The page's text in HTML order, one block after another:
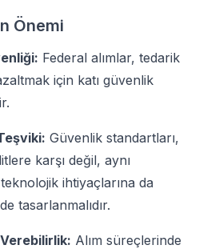
Önemi
Federal alımlar, tedarik
için katı güvenlik
Güvenlik standartları,
karşı değil, aynı
ihtiyaçlarına da
tasarlanmalıdır.
Alım süreçlerinde